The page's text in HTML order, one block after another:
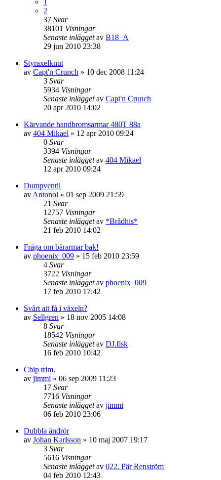
2
37 Svar
38101 Visningar
Senaste inläggetav B18_A
29 jun 2010 23:38
Styraxelknut
av Capt'n Crunch » 10 dec 2008 11:24
3 Svar
5934 Visningar
Senaste inläggetav Capt'n Crunch
20 apr 2010 14:02
Kärvande handbromsarmar 480T 88a
av 404 Mikael » 12 apr 2010 09:24
0 Svar
3394 Visningar
Senaste inläggetav 404 Mikael
12 apr 2010 09:24
Dumpventil
av Antonol » 01 sep 2009 21:59
21 Svar
12757 Visningar
Senaste inläggetav *Brådhis*
21 feb 2010 14:02
Fråga om bärarmar bak!
av phoenix_009 » 15 feb 2010 23:59
4 Svar
3722 Visningar
Senaste inläggetav phoenix_009
17 feb 2010 17:42
Svårt att få i växeln?
av Sellgren » 18 nov 2005 14:08
8 Svar
18542 Visningar
Senaste inläggetav DJ.fisk
16 feb 2010 10:42
Chip trim.
av jimmi » 06 sep 2009 11:23
17 Svar
7716 Visningar
Senaste inläggetav jimmi
06 feb 2010 23:06
Dubbla ändrör
av Johan Karlsson » 10 maj 2007 19:17
3 Svar
5616 Visningar
Senaste inläggetav 022. Pär Renström
04 feb 2010 12:43